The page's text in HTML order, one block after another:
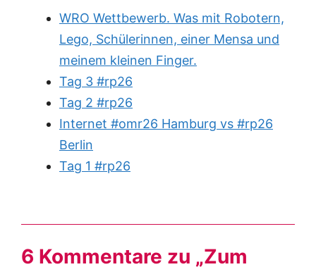
WRO Wettbewerb. Was mit Robotern,
Lego, Schülerinnen, einer Mensa und
meinem kleinen Finger.
Tag 3 #rp26
Tag 2 #rp26
Internet #omr26 Hamburg vs #rp26
Berlin
Tag 1 #rp26
6 Kommentare zu „Zum